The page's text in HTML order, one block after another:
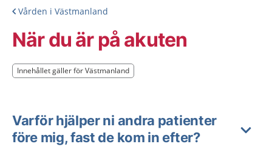
Vården i Västmanland
När du är på akuten
Innehållet gäller för Västmanland
Innehållet gäller för Västmanland
Varför hjälper ni andra patienter
före mig, fast de kom in efter?